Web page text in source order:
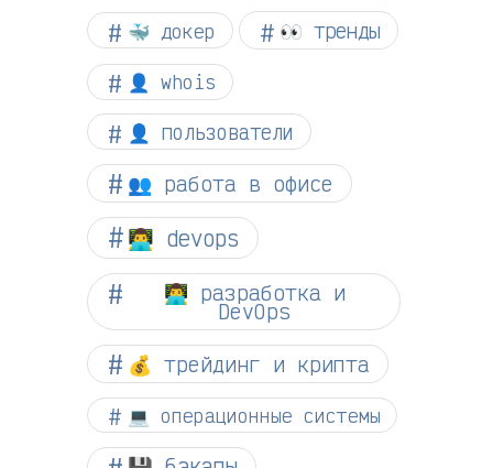
🐳 докер 👀 тренды
👤 whois
👤 пользователи
👥 работа в офисе
👨‍💻 devops
👨‍💻 разработка и
DevOps
💰 трейдинг и крипта
💻 операционные системы